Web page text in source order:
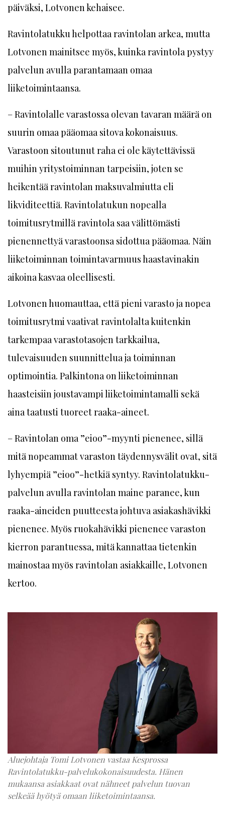
päiväksi, Lotvonen kehaisee.
Ravintolatukku helpottaa ravintolan arkea, mutta
Lotvonen mainitsee myös, kuinka ravintola pystyy
palvelun avulla parantamaan omaa
liiketoimintaansa.
– Ravintolalle varastossa olevan tavaran määrä on
suurin omaa pääomaa sitova kokonaisuus.
Varastoon sitoutunut raha ei ole käytettävissä
muihin yritystoiminnan tarpeisiin, joten se
heikentää ravintolan maksuvalmiutta eli
likviditeettiä. Ravintolatukun nopealla
toimitusrytmillä ravintola saa välittömästi
pienennettyä varastoonsa sidottua pääomaa. Näin
liiketoiminnan toimintavarmuus haastavinakin
aikoina kasvaa oleellisesti.
Lotvonen huomauttaa, että pieni varasto ja nopea
toimitusrytmi vaativat ravintolalta kuitenkin
tarkempaa varastotasojen tarkkailua,
tulevaisuuden suunnittelua ja toiminnan
optimointia. Palkintona on liiketoiminnan
haasteisiin joustavampi liiketoimintamalli sekä
aina taatusti tuoreet raaka-aineet.
– Ravintolan oma ”eioo”-myynti pienenee, sillä
mitä nopeammat varaston täydennysvälit ovat, sitä
lyhyempiä ”eioo”-hetkiä syntyy. Ravintolatukku-
palvelun avulla ravintolan maine paranee, kun
raaka-aineiden puutteesta johtuva asiakashävikki
pienenee. Myös ruokahävikki pienenee varaston
kierron parantuessa, mitä kannattaa tietenkin
mainostaa myös ravintolan asiakkaille, Lotvonen
kertoo.
Aluejohtaja Tomi Lotvonen vastaa Kesprossa
Ravintolatukku-palvelukokonaisuudesta. Hänen
mukaansa asiakkaat ovat nähneet palvelun tuovan
selkeää hyötyä omaan liiketoimintaansa.